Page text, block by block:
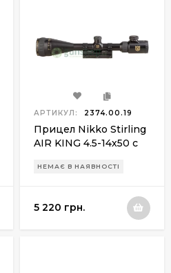
АРТИКУЛ: 2374.00.19
Прицел Nikko Stirling
AIR KING 4.5-14х50 с
подсветкой
НЕМАЄ В НАЯВНОСТІ
5 220 грн.